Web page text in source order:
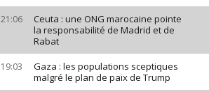
21:06
Ceuta : une ONG marocaine pointe
la responsabilité de Madrid et de
Rabat
19:03
Gaza : les populations sceptiques
malgré le plan de paix de Trump